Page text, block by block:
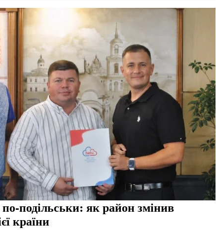
подільськи: як район змінив
країни